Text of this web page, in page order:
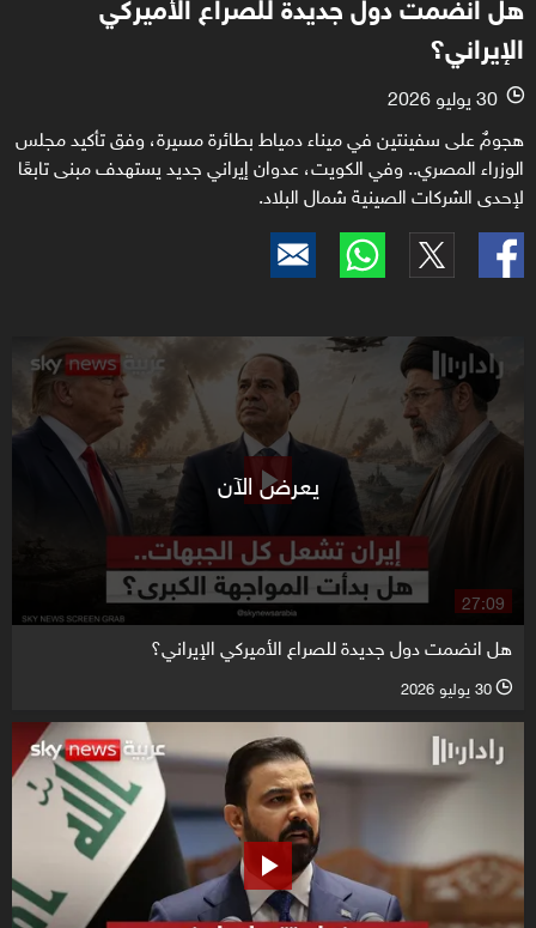
الإيراني؟
l 30 يوليو 2026
هجومٌ على سفينتين في ميناء دمياط بطائرة مسيرة، وفق تأكيد مجلس
الوزراء المصري.. وفي الكويت، عدوان إيراني جديد يستهدف مبنى تابعًا
لإحدى الشركات الصينية شمال البلاد.
27:09
يعرض الآن
هل انضمت دول جديدة للصراع الأميركي الإيراني؟
l 30 يوليو 2026